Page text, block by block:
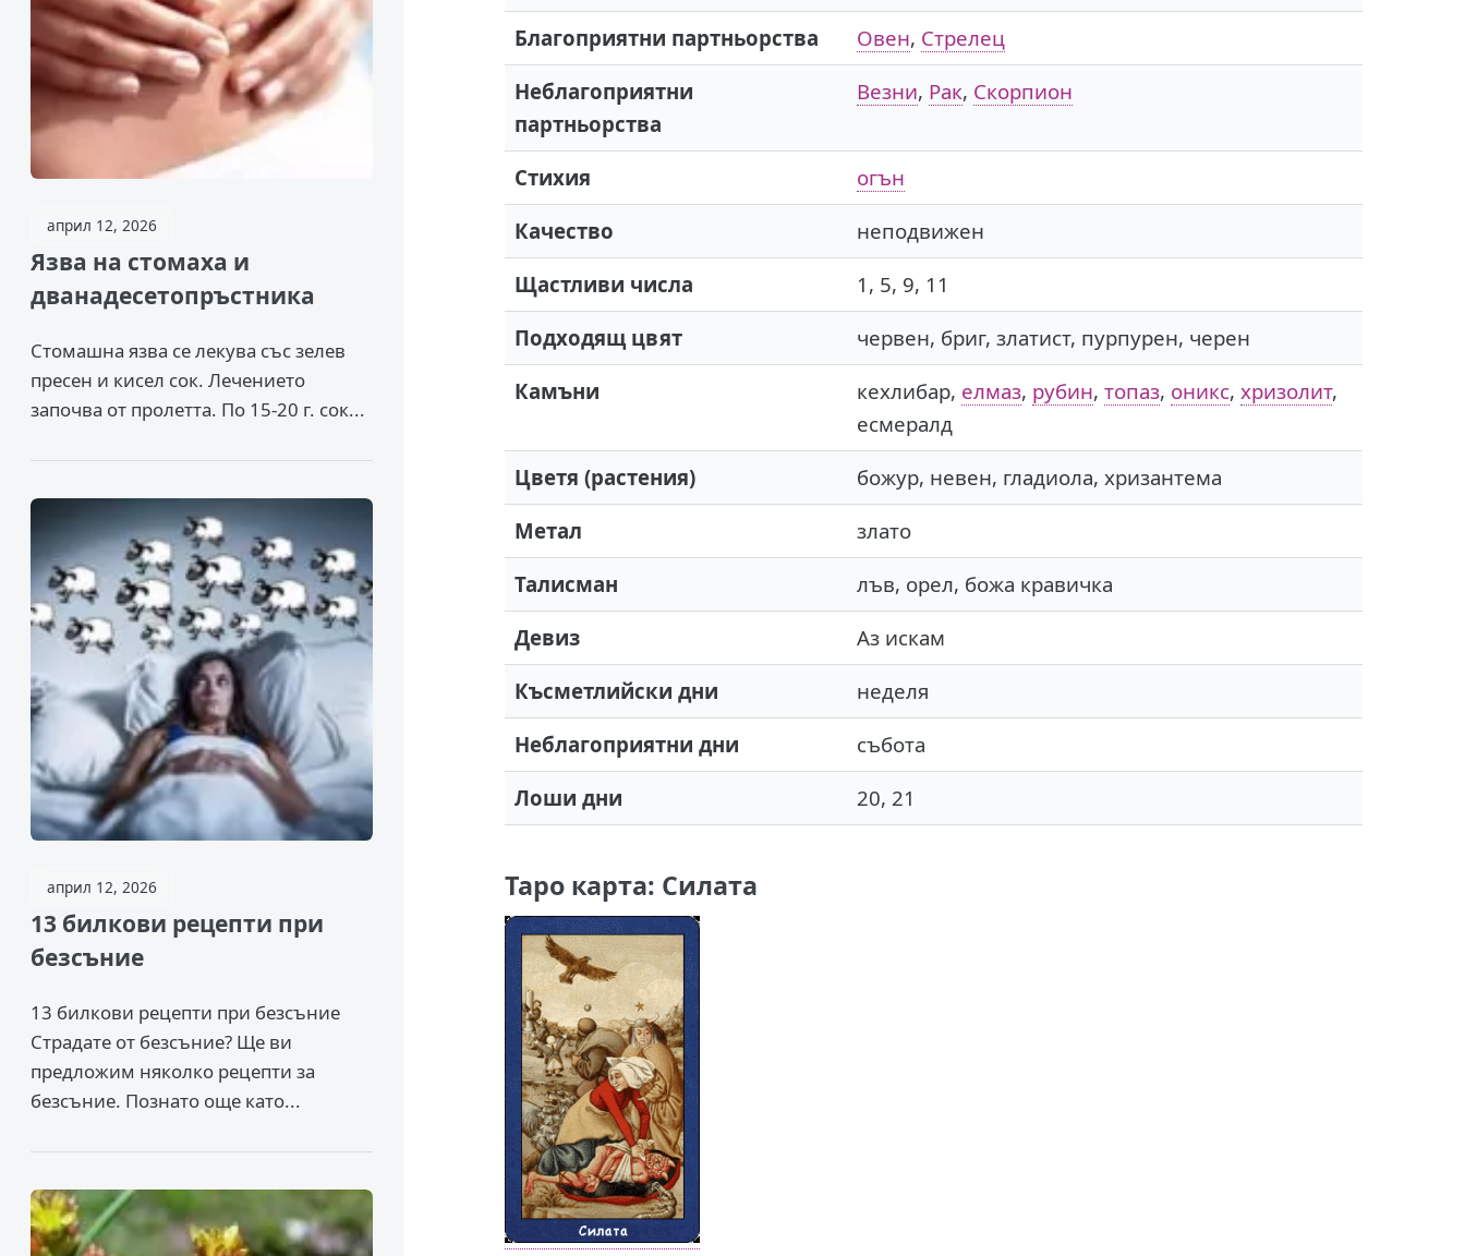
Благоприятни партньорства
Овен, Стрелец
Неблагоприятни
партньорства
Везни, Рак, Скорпион
Стихия
огън
Качество
неподвижен
Щастливи числа
1, 5, 9, 11
Подходящ цвят
червен, бриг, златист, пурпурен, черен
Камъни
кехлибар, елмаз, рубин,топаз, оникс,хризолит,
есмералд
Цветя (растения)
божур, невен, гладиола, хризантема
Метал
злато
Талисман
лъв, орел, божа кравичка
Девиз
Аз искам
Късметлийски дни
неделя
Неблагоприятни дни
събота
Лоши дни
20, 21
Таро карта: Силата
април 12, 2026
Язва на стомаха и
дванадесетопръстника
Стомашна язва се лекува със зелев
пресен и кисел сок. Лечението
започва от пролетта. По 15-20 г. сок...
април 12, 2026
13 билкови рецепти при
безсъние
13 билкови рецепти при безсъние
Страдате от безсъние? Ще ви
предложим няколко рецепти за
безсъние. Познато още като...